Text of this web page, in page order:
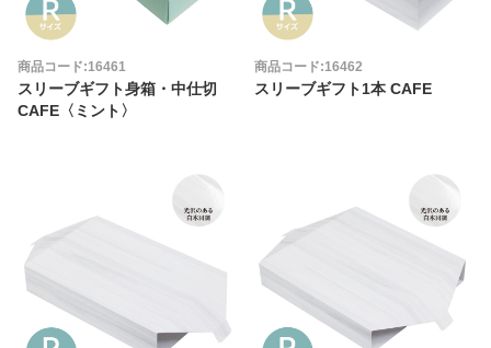
商品コード:16461
スリーブギフト身箱・中仕切
CAFE〈ミント〉
商品コード:16462
スリーブギフト1本 CAFE